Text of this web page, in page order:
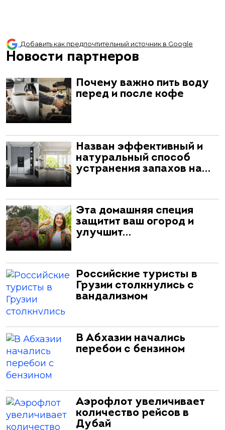
Добавить как предпочтительный источник в Google
Новости партнеров
Почему важно пить воду
перед и после кофе
Назван эффективный и
натуральный способ
устранения запахов на…
Эта домашняя специя
защитит ваш огород и
улучшит…
Российские туристы в
Грузии столкнулись с
вандализмом
В Абхазии начались
перебои с бензином
Аэрофлот увеличивает
количество рейсов в
Дубай